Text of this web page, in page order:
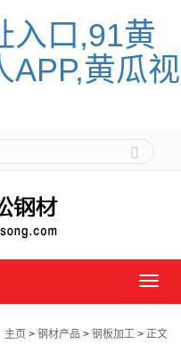
入口,91黄
APP,黄瓜视
导
单
主页 > 钢材产品 > 钢板加工 > 正文